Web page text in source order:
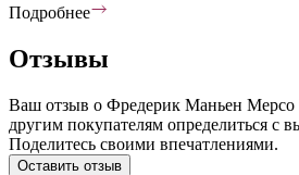
Подробнее
Отзывы
Ваш отзыв о Фредерик Маньен
другим покупателям определиться с
Поделитесь своими впечатлениями.
Оставить отзыв